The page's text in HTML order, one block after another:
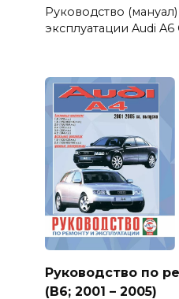
Руководство
эксплуатации Audi A6
Руководство по
(B6; 2001 – 2005)